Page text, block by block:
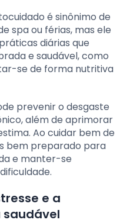
é sinônimo de
spa ou férias, mas ele
diárias que
e saudável, como
se de forma nutritiva
prevenir o desgaste
além de aprimorar
Ao cuidar bem de
bem preparado para
e manter-se
e a